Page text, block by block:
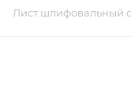
Лист шлифовальный